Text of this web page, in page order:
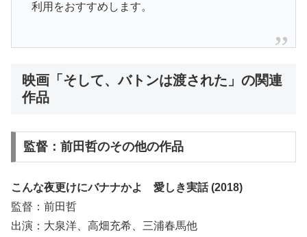
利用をおすすめします。
映画「そして、バトンは渡された」の関連
作品
監督：前田哲のその他の作品
こんな夜更けにバナナかよ 愛しき実話 (2018)
監督：前田哲
出演：大泉洋、高畑充希、三浦春馬他